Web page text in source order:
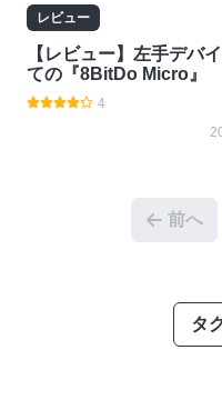
レビュー
【レビュー】左手デバ
ての『8BitDo Micro』
4
前へ
タ